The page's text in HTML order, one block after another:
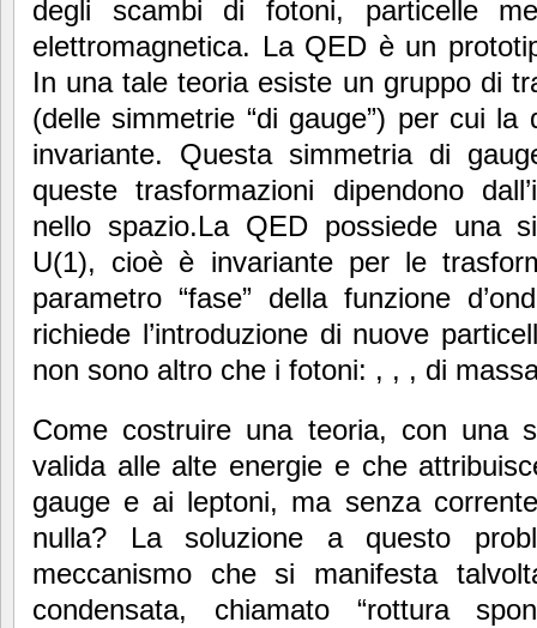
degli scambi di fotoni, particelle
elettromagnetica. La QED è un
In una tale teoria esiste un gruppo di
(delle simmetrie “di gauge”) per cui la
invariante. Questa simmetria di
queste trasformazioni dipendono
nello spazio.La QED possiede una
U(1), cioè è invariante per le
parametro “fase” della funzione
richiede l’introduzione di nuove
non sono altro che i fotoni: , , , di
Come costruire una teoria, con una
valida alle alte energie e che
gauge e ai leptoni, ma senza
nulla? La soluzione a questo
meccanismo che si manifesta
condensata, chiamato “rottura